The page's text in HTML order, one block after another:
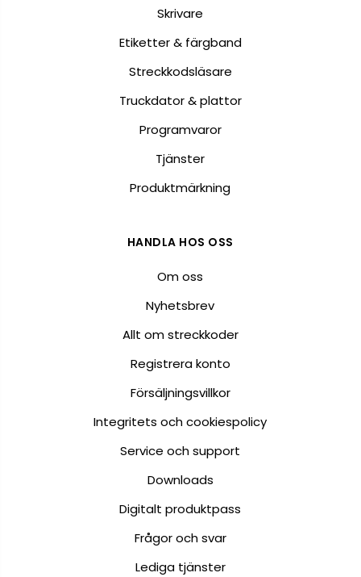
Skrivare
Etiketter & färgband
Streckkodsläsare
Truckdator & plattor
Programvaror
Tjänster
Produktmärkning
HANDLA HOS OSS
Om oss
Nyhetsbrev
Allt om streckkoder
Registrera konto
Försäljningsvillkor
Integritets och cookiespolicy
Service och support
Downloads
Digitalt produktpass
Frågor och svar
Lediga tjänster